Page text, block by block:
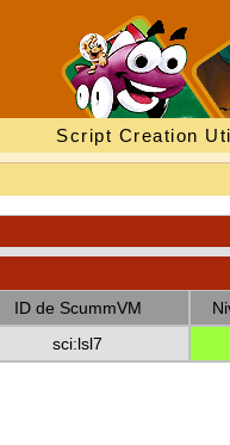
Script Creation
ID de ScummVM
sci:lsl7